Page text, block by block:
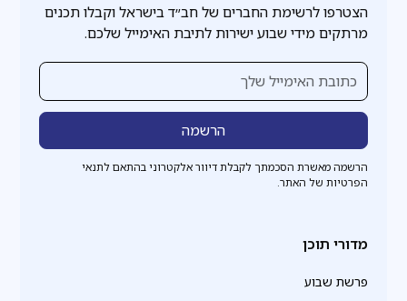
הצטרפו לרשימת החברים של חב״ד בישראל וקבלו תכנים
מרתקים מידי שבוע ישירות לתיבת האימייל שלכם.
הרשמה מאשרת הסכמתך לקבלת דיוור אלקטרוני בהתאם לתנאי
הפרטיות של האתר.
מדורי תוכן
פרשת שבוע